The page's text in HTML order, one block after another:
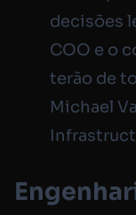
decisões
COO e o
terão de
Michael